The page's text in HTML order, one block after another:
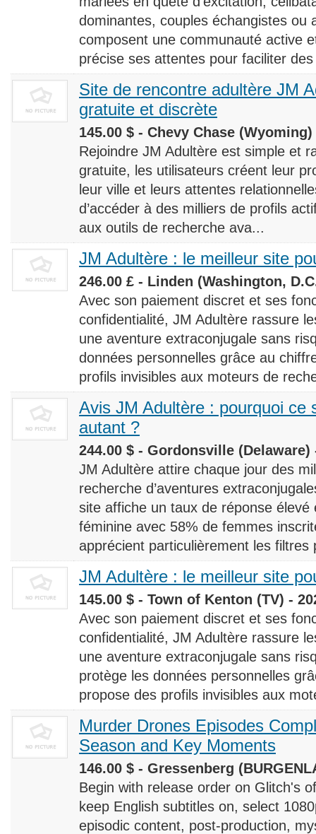
dominantes, couples échangistes ou
composent une communauté active
précise ses attentes pour faciliter
Site de rencontre adultère JM
gratuite et discrète
145.00 $ - Chevy Chase (Wyoming)
Rejoindre JM Adultère est simple et
gratuite, les utilisateurs créent leur
leur ville et leurs attentes
d’accéder à des milliers de profils
aux outils de recherche ava...
JM Adultère : le meilleur site
246.00 £ - Linden (Washington,
Avec son paiement discret et ses
confidentialité, JM Adultère rassure
une aventure extraconjugale sans
données personnelles grâce au
profils invisibles aux moteurs de
Avis JM Adultère : pourquoi ce
autant ?
244.00 $ - Gordonsville (Delaware)
JM Adultère attire chaque jour des
recherche d’aventures
site affiche un taux de réponse
féminine avec 58% de femmes
apprécient particulièrement les filtres
JM Adultère : le meilleur site
145.00 $ - Town of Kenton (TV) -
Avec son paiement discret et ses
confidentialité, JM Adultère rassure
une aventure extraconjugale sans
protège les données personnelles
propose des profils invisibles aux
Murder Drones Episodes
Season and Key Moments
146.00 $ - Gressenberg
Begin with release order on Glitch's
keep English subtitles on, select
episodic content, post-production,